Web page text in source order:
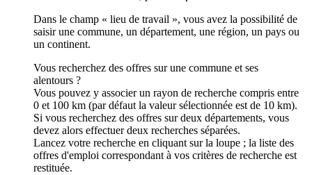
Dans le champ « lieu de travail », vous avez la possibilité de
saisir une commune, un département, une région, un pays ou
un continent.
Vous recherchez des offres sur une commune et ses
alentours ?
Vous pouvez y associer un rayon de recherche compris entre
0 et 100 km (par défaut la valeur sélectionnée est de 10 km).
Si vous recherchez des offres sur deux départements, vous
devez alors effectuer deux recherches séparées.
Lancez votre recherche en cliquant sur la loupe ; la liste des
offres d'emploi correspondant à vos critères de recherche est
restituée.